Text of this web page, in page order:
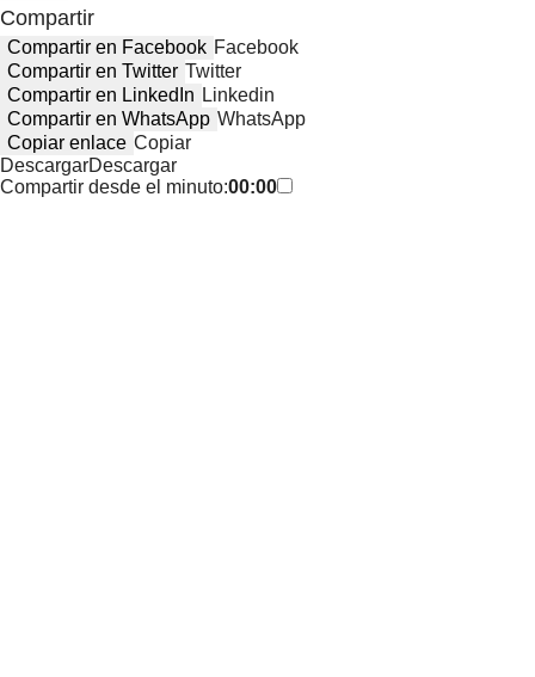
Compartir
Compartir en Facebook Facebook
Compartir en Twitter Twitter
Compartir en LinkedIn Linkedin
Compartir en WhatsApp WhatsApp
Copiar enlace Copiar
DescargarDescargar
Compartir desde el minuto:00:00